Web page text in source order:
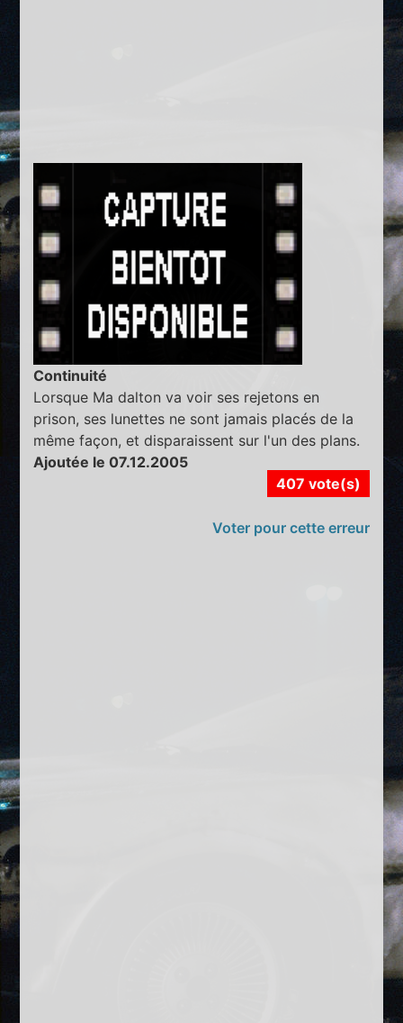
Continuité
Lorsque Ma dalton va voir ses rejetons en
prison, ses lunettes ne sont jamais placés de la
même façon, et disparaissent sur l'un des plans.
Ajoutée le 07.12.2005
407 vote(s)
Voter pour cette erreur